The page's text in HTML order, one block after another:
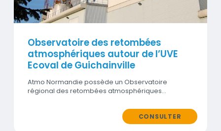
Observatoire des retombées
atmosphériques autour de l’UVE
Ecoval de Guichainville
Atmo Normandie possède un Observatoire
régional des retombées atmosphériques…
CONSULTER